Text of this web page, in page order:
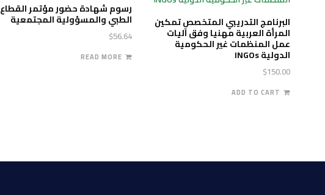
البرنامج التدريبي المتخصص تمكين
المرأة العربية مهنيا وفق آليات
عمل المنظمات غير الحكومية
الدولية INGOs
$150.00
ADD TO CART
رسوم شهادة حضور مؤتمر القطاع
الطبي والمسؤولية المجتمعية
$56.64
READ MORE